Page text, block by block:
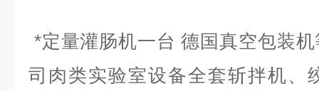
*定量灌肠机一台 德国真空包装
司肉类实验室设备全套斩拌机、